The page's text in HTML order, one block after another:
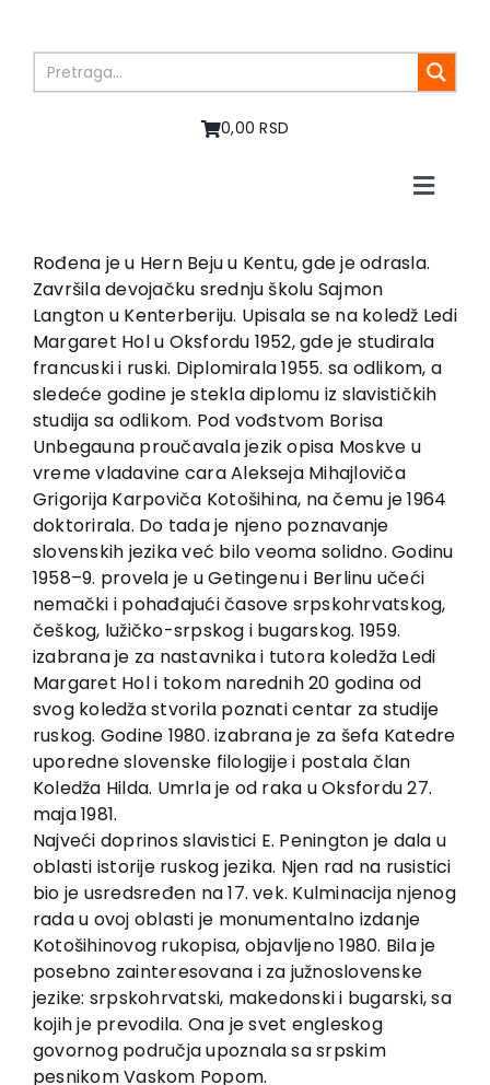
content
0,00 RSD
Toggle
O nama
Knjige
U pripremi
Akcija
Autori
Vesti
EU PROJEKTI
Kontakt
Rođena je u Hern Beju u Kentu, gde je odrasla.
Završila devojačku srednju školu Sajmon
Langton u Kenterberiju. Upisala se na koledž Ledi
Margaret Hol u Oksfordu 1952, gde je studirala
francuski i ruski. Diplomirala 1955. sa odlikom, a
sledeće godine je stekla diplomu iz slavističkih
studija sa odlikom. Pod vođstvom Borisa
Unbegauna proučavala jezik opisa Moskve u
vreme vladavine cara Alekseja Mihajloviča
Grigorija Karpoviča Kotošihina, na čemu je 1964
doktorirala. Do tada je njeno poznavanje
slovenskih jezika već bilo veoma solidno. Godinu
1958–9. provela je u Getingenu i Berlinu učeći
nemački i pohađajući časove srpskohrvatskog,
češkog, lužičko-srpskog i bugarskog. 1959.
izabrana je za nastavnika i tutora koledža Ledi
Margaret Hol i tokom narednih 20 godina od
svog koledža stvorila poznati centar za studije
ruskog. Godine 1980. izabrana je za šefa Katedre
uporedne slovenske filologije i postala član
Koledža Hilda. Umrla je od raka u Oksfordu 27.
maja 1981.
Najveći doprinos slavistici E. Penington je dala u
oblasti istorije ruskog jezika. Njen rad na rusistici
bio je usredsređen na 17. vek. Kulminacija njenog
rada u ovoj oblasti je monumentalno izdanje
Kotošihinovog rukopisa, objavljeno 1980. Bila je
posebno zainteresovana i za južnoslovenske
jezike: srpskohrvatski, makedonski i bugarski, sa
kojih je prevodila. Ona je svet engleskog
govornog područja upoznala sa srpskim
pesnikom Vaskom Popom.